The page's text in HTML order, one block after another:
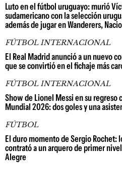
Luto en el fútbol uruguayo: murió
sudamericano con la selección
además de jugar en Wanderers,
FÚTBOL INTERNACIONAL
El Real Madrid anunció a un nuevo
que se convirtió en el fichaje más
FÚTBOL INTERNACIONAL
Show de Lionel Messi en su
Mundial 2026: dos goles y una
FÚTBOL
El duro momento de Sergio Rochet:
contrató a un arquero de primer
Alegre